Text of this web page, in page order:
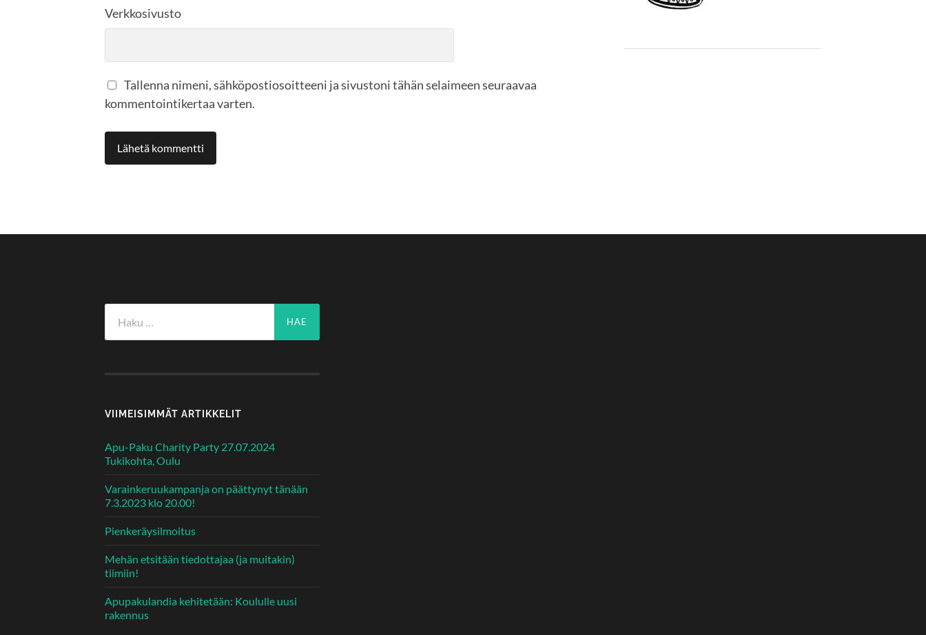
Verkkosivusto
Tallenna nimeni, sähköpostiosoitteeni ja sivustoni tähän selaimeen seuraavaa
kommentointikertaa varten.
VIIMEISIMMÄT ARTIKKELIT
Apu-Paku Charity Party 27.07.2024
Tukikohta, Oulu
Varainkeruukampanja on päättynyt tänään
7.3.2023 klo 20.00!
Pienkeräysilmoitus
Mehän etsitään tiedottajaa (ja muitakin)
tiimiin!
Apupakulandia kehitetään: Koululle uusi
rakennus